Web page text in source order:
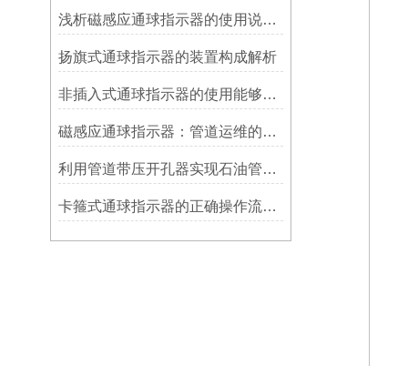
浅析磁感应通球指示器的使用说明及特点
扬旗式通球指示器的装置构成解析
非插入式通球指示器的使用能够满足各类管道的要求
磁感应通球指示器：管道运维的隐形守护者
利用管道带压开孔器实现石油管道通过指示器的在线维修
卡箍式通球指示器的正确操作流程介绍